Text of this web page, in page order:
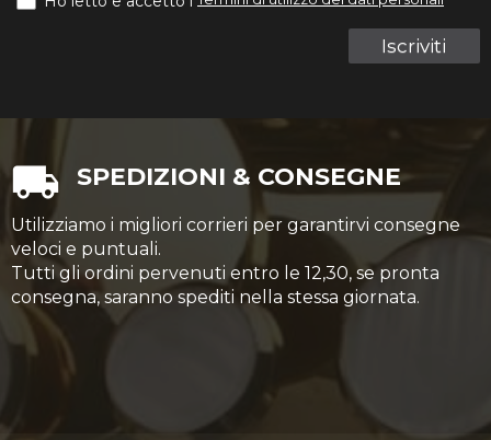
Iscriviti
SPEDIZIONI & CONSEGNE
Utilizziamo i migliori corrieri per garantirvi consegne
veloci e puntuali.
Tutti gli ordini pervenuti entro le 12,30, se pronta
consegna, saranno spediti nella stessa giornata.